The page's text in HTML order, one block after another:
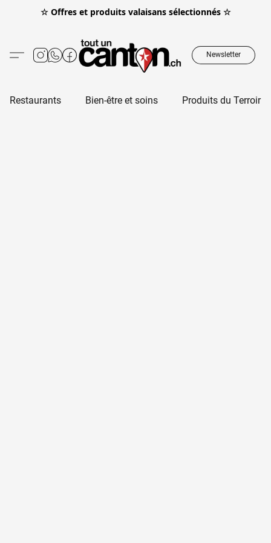
☆ Offres et produits valaisans sélectionnés ☆
Newsletter
Restaurants Bien-être et soins Produits du Terroir